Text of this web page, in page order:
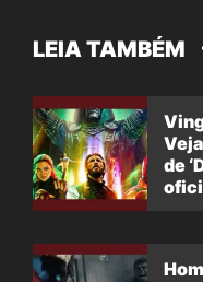
LEIA TAMBÉM
de